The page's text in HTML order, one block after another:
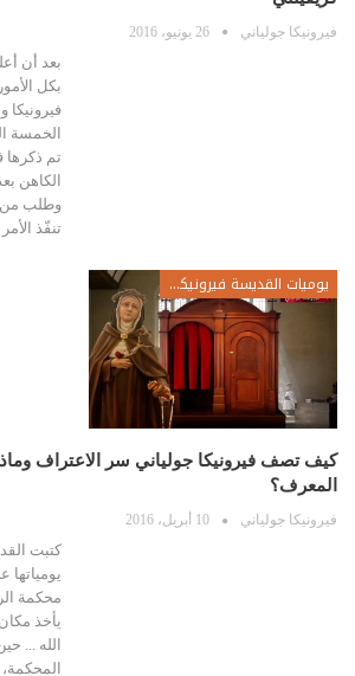
فيرونيكا جولياني 26 يونيو، 2016
بعد أن
بكل
فيرونيكا
الخمسة
تم ذكرها
الكاهن
وطلب من
تنفّذ
يوميات القديسة فيرونيكا جولياني
كيف تصف فيرونيكا جولياني سر الاعتراف
المعرف؟
فيرونيكا جولياني 10 أبريل، 2016
كتبت
يومياتها
محكمة
يأخذ
الله ...